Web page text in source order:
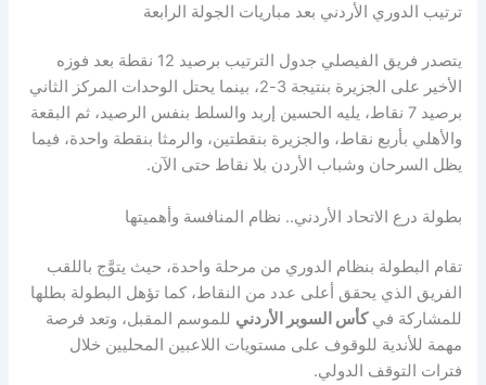
ترتيب الدوري الأردني بعد مباريات الجولة الرابعة
يتصدر فريق الفيصلي جدول الترتيب برصيد 12 نقطة بعد فوزه
الأخير على الجزيرة بنتيجة 3-2، بينما يحتل الوحدات المركز الثاني
برصيد 7 نقاط، يليه الحسين إربد والسلط بنفس الرصيد، ثم البقعة
والأهلي بأربع نقاط، والجزيرة بنقطتين، والرمثا بنقطة واحدة، فيما
يظل السرحان وشباب الأردن بلا نقاط حتى الآن.
بطولة درع الاتحاد الأردني.. نظام المنافسة وأهميتها
تقام البطولة بنظام الدوري من مرحلة واحدة، حيث يتوَّج باللقب
الفريق الذي يحقق أعلى عدد من النقاط، كما تؤهل البطولة بطلها
للمشاركة فيكأس السوبر الأردني للموسم المقبل، وتعد فرصة
مهمة للأندية للوقوف على مستويات اللاعبين المحليين خلال
فترات التوقف الدولي.